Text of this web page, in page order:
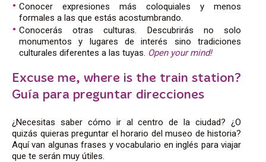
Conocer expresiones más coloquiales y menos
formales a las que estás acostumbrando.
Conocerás otras culturas. Descubrirás no solo
monumentos y lugares de interés sino tradiciones
culturales diferentes a las tuyas. Open your mind!
Excuse me, where is the train station?
Guía para preguntar direcciones
¿Necesitas saber cómo ir al centro de la ciudad? ¿O
quizás quieras preguntar el horario del museo de historia?
Aquí van algunas frases y vocabulario en inglés para viajar
que te serán muy útiles.